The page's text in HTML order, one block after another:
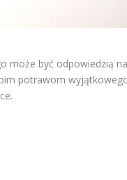
może być odpowiedzią
potrawom